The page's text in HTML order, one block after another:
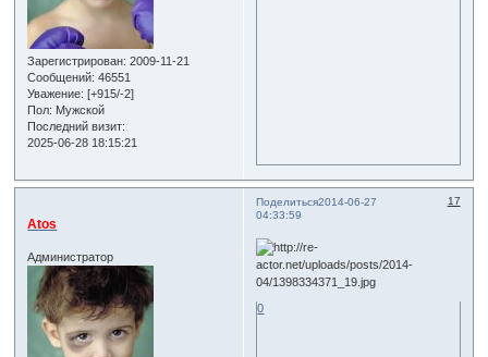
Зарегистрирован: 2009-11-21
Сообщений: 46551
Уважение: [+915/-2]
Пол: Мужской
Последний визит:
2025-06-28 18:15:21
Поделиться 17
2014-06-27
04:33:59
Atos
Администратор
0